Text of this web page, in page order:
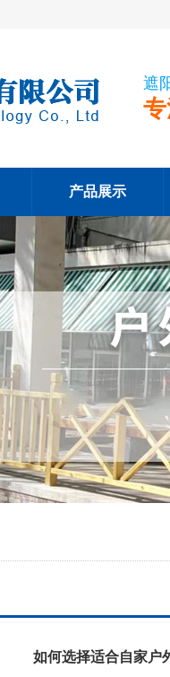
遮
产品展示
如何选择适合自家户